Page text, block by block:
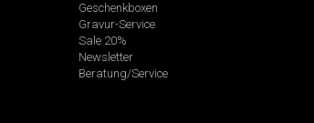
Geschenkboxen
Gravur-Service
Sale 20%
Newsletter
Beratung/Service